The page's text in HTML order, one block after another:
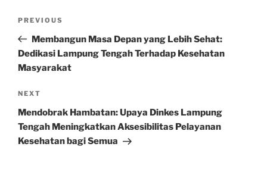
Previous
Post
PREVIOUS
Membangun Masa Depan yang Lebih Sehat:
Dedikasi Lampung Tengah Terhadap Kesehatan
Masyarakat
Next
Post
NEXT
Mendobrak Hambatan: Upaya Dinkes Lampung
Tengah Meningkatkan Aksesibilitas Pelayanan
Kesehatan bagi Semua